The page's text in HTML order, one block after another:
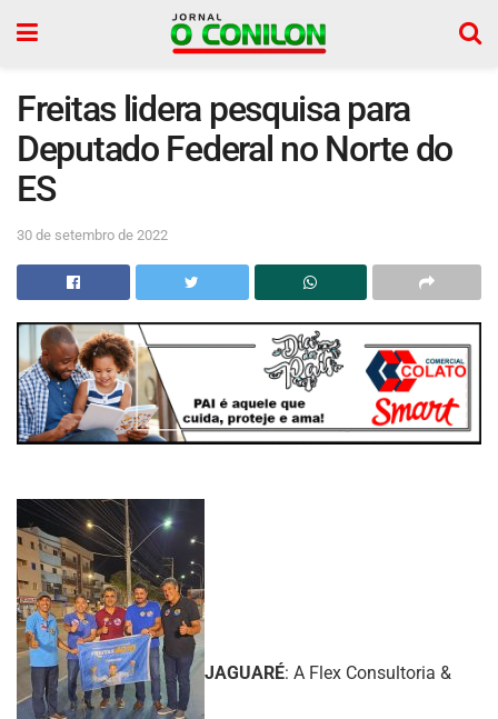
Freitas lidera pesquisa para
Deputado Federal no Norte do
ES
30 de setembro de 2022
JAGUARÉ: A Flex Consultoria &